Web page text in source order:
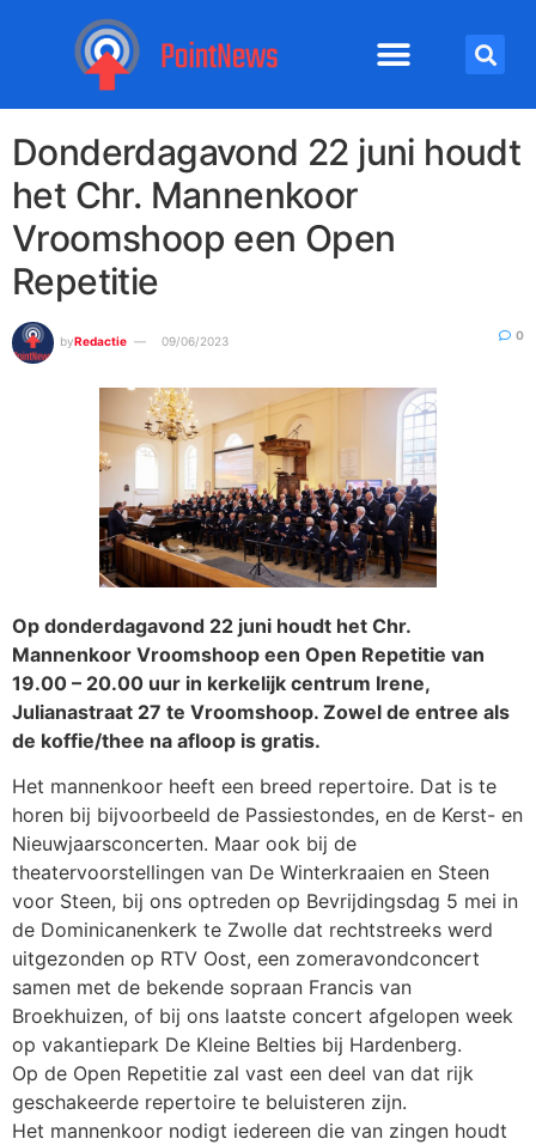
Donderdagavond 22 juni houdt
het Chr. Mannenkoor
Vroomshoop een Open
Repetitie
byRedactie 09/06/2023 0
Op donderdagavond 22 juni houdt het Chr.
Mannenkoor Vroomshoop een Open Repetitie van
19.00 – 20.00 uur in kerkelijk centrum Irene,
Julianastraat 27 te Vroomshoop. Zowel de entree als
de koffie/thee na afloop is gratis.
Het mannenkoor heeft een breed repertoire. Dat is te
horen bij bijvoorbeeld de Passiestondes, en de Kerst- en
Nieuwjaarsconcerten. Maar ook bij de
theatervoorstellingen van De Winterkraaien en Steen
voor Steen, bij ons optreden op Bevrijdingsdag 5 mei in
de Dominicanenkerk te Zwolle dat rechtstreeks werd
uitgezonden op RTV Oost, een zomeravondconcert
samen met de bekende sopraan Francis van
Broekhuizen, of bij ons laatste concert afgelopen week
op vakantiepark De Kleine Belties bij Hardenberg.
Op de Open Repetitie zal vast een deel van dat rijk
geschakeerde repertoire te beluisteren zijn.
Het mannenkoor nodigt iedereen die van zingen houdt